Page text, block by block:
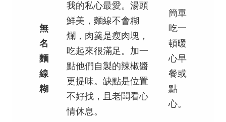
無
名
麵
線
糊
我的私心最愛。湯頭
鮮美，麵線不會糊
爛，肉羹是瘦肉塊，
吃起來很滿足。加一
點他們自製的辣椒醬
更提味。缺點是位置
不好找，且老闆看心
情休息。
簡單
吃一
頓暖
心早
餐或
點
心。